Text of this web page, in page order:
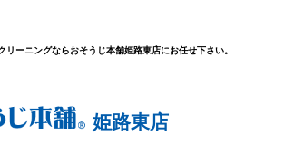
リーニングならおそうじ本舗姫路東店にお任せ下さい。
姫路東店